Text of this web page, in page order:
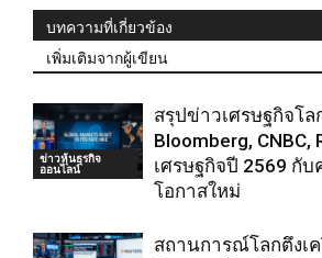
บทความที่เกี่ยวข้อง
เพิ่มเติมจากผู้เขียน
ข่าวหุ้นธุรกิจ
ออนไลน์
สรุปข่าวเศรษฐกิจโล
Bloomberg, CNBC,
เศรษฐกิจปี 2569 กั
โอกาสใหม่
สถานการณ์โลกตึงเ